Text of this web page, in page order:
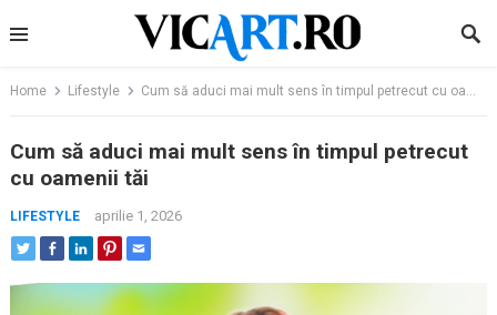
to
Home Lifestyle Cum să aduci mai mult sens în timpul petrecut cu oamenii tăi
Cum să aduci mai mult sens în timpul petrecut
cu oamenii tăi
LIFESTYLE aprilie 1, 2026